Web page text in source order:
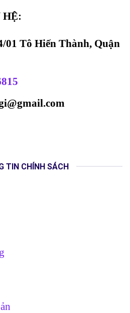
HỆ:
01 Tô Hiến Thành, Quận
TIN CHÍNH SÁCH